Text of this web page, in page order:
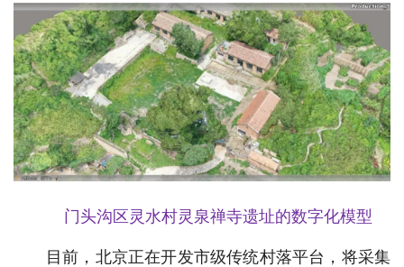
门头沟区灵水村灵泉禅寺遗址的数字化模型
目前，北京正在开发市级传统村落平台，将采集